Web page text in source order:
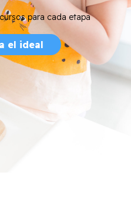
para cada etapa
el ideal